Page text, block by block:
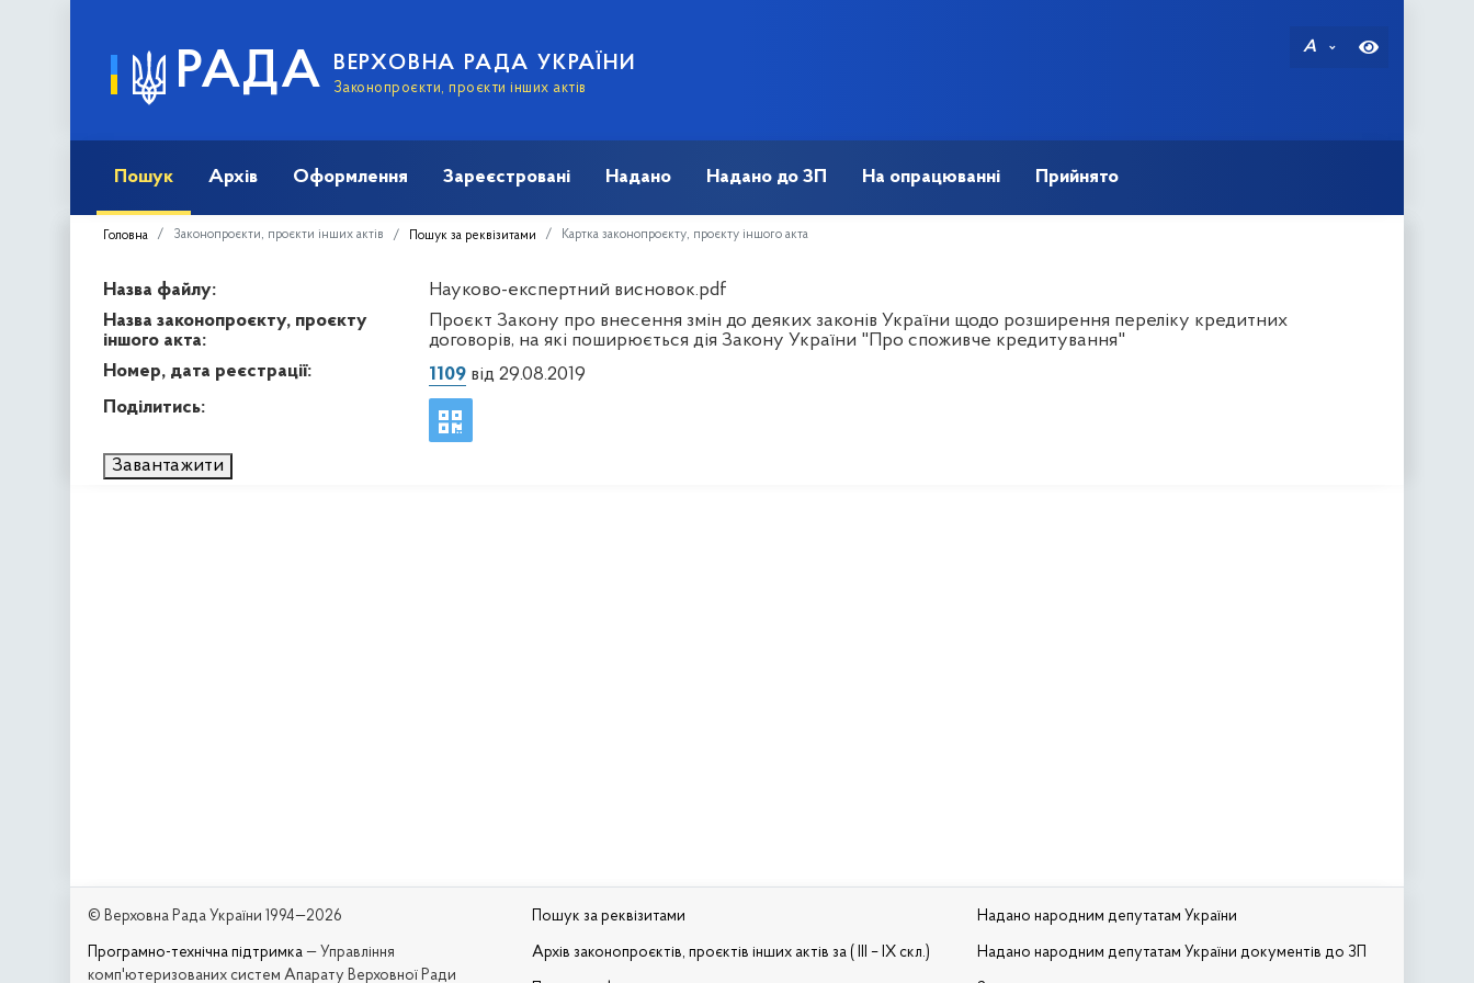
РАДА ВЕРХОВНА РАДА УКРАЇНИ
Законопроєкти, проєкти інших актів
A
Пошук Архів Оформлення Зареєстровані Надано Надано до ЗП На опрацюванні Прийнято
Головна Законопроєкти, проєкти інших актів Пошук за реквізитами Картка законопроєкту, проєкту іншого акта
Назва файлу:
Науково-експертний висновок.pdf
Назва законопроєкту, проєкту
іншого акта:
Проєкт Закону про внесення змін до деяких законів України щодо розширення переліку кредитних
договорів, на які поширюється дія Закону України "Про споживче кредитування"
Номер, дата реєстрації:
1109від 29.08.2019
Поділитись:
Завантажити
© Верховна Рада України 1994—2026
Програмно-технічна підтримка — Управління
комп'ютеризованих систем Апарату Верховної Ради
Пошук за реквізитами
Архів законопроєктів, проєктів інших актів за ( III – IX скл.)
Надано народним депутатам України
Надано народним депутатам України документів до ЗП